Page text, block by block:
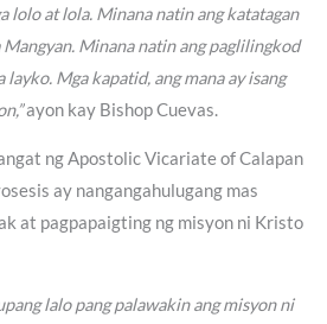
lolo at lola. Minana natin ang katatagan
Mangyan. Minana natin ang paglilingkod
layko. Mga kapatid, ang mana ay isang
ayon kay Bishop Cuevas.
ng Apostolic Vicariate of Calapan
ay nangangahulugang mas
at pagpapaigting ng misyon ni Kristo
lalo pang palawakin ang misyon ni